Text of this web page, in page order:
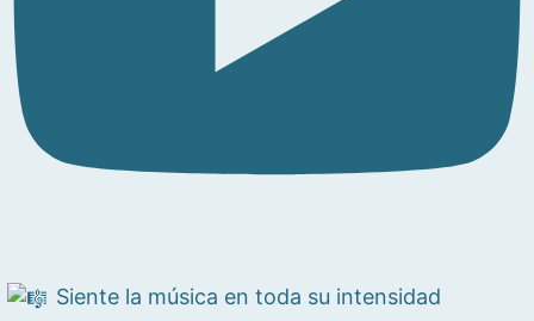
Siente la música en toda su intensidad